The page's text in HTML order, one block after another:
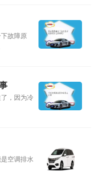
故障原
，因为冷
空调排水